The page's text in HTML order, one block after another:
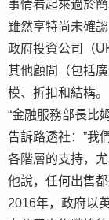
事情看起來過於簡
雖然亨特尚未確
政府投資公司（
其他顧問（包括
模、折扣和結構。
“金融服務部長比
告訴路透社：”我
各階層的支持，
他說，任何出售都
2016年，政府以